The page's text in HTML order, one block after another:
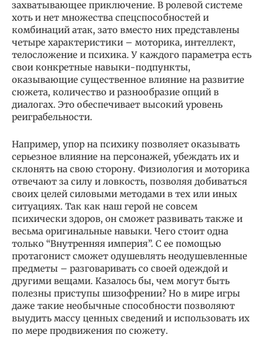
захватывающее приключение. В ролевой системе
хоть и нет множества спецспособностей и
комбинаций атак, зато вместо них представлены
четыре характеристики – моторика, интеллект,
телосложение и психика. У каждого параметра есть
свои конкретные навыки-подпункты,
оказывающие существенное влияние на развитие
сюжета, количество и разнообразие опций в
диалогах. Это обеспечивает высокий уровень
реиграбельности.
Например, упор на психику позволяет оказывать
серьезное влияние на персонажей, убеждать их и
склонять на свою сторону. Физиология и моторика
отвечают за силу и ловкость, позволяя добиваться
своих целей силовыми методами в тех или иных
ситуациях. Так как наш герой не совсем
психически здоров, он сможет развивать также и
весьма оригинальные навыки. Чего стоит одна
только “Внутренняя империя”. С ее помощью
протагонист сможет одушевлять неодушевленные
предметы – разговаривать со своей одеждой и
другими вещами. Казалось бы, чем могут быть
полезны приступы шизофрении? Но в мире игры
даже такие необычные способности позволяют
выудить массу ценных сведений и использовать их
по мере продвижения по сюжету.